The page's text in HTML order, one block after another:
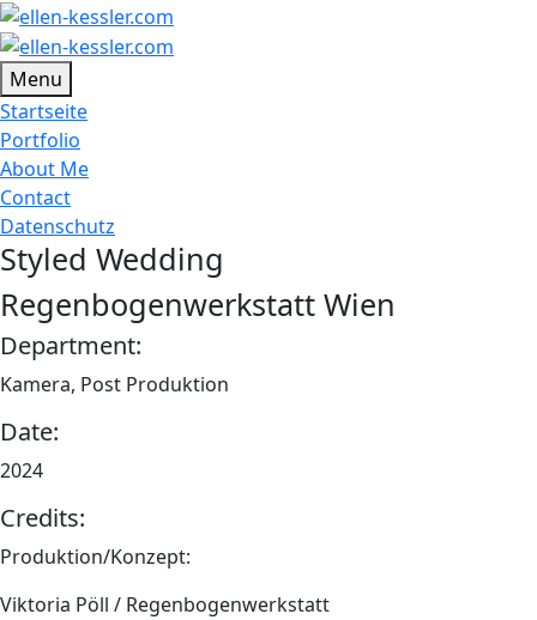
Menu
Startseite
Portfolio
About Me
Contact
Datenschutz
Styled Wedding
Regenbogenwerkstatt Wien
Department:
Kamera, Post Produktion
Date:
2024
Credits:
Produktion/Konzept:
Viktoria Pöll / Regenbogenwerkstatt